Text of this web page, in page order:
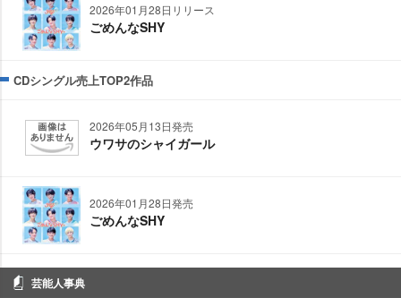
2026年01月28日リリース
ごめんなSHY
CDシングル売上TOP2作品
2026年05月13日発売
ウワサのシャイガール
2026年01月28日発売
ごめんなSHY
芸能人事典